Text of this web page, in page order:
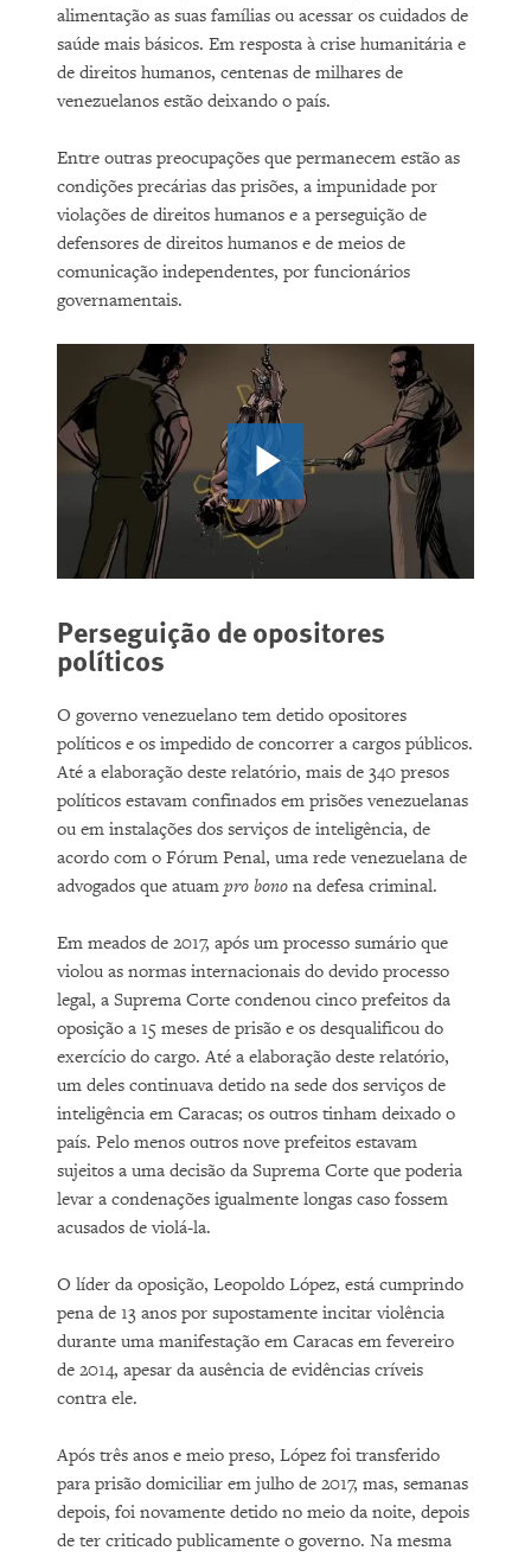
alimentação as suas famílias ou acessar os cuidados de
saúde mais básicos. Em resposta à crise humanitária e
de direitos humanos, centenas de milhares de
venezuelanos estão deixando o país.
Entre outras preocupações que permanecem estão as
condições precárias das prisões, a impunidade por
violações de direitos humanos e a perseguição de
defensores de direitos humanos e de meios de
comunicação independentes, por funcionários
governamentais.
Perseguição de opositores
políticos
O governo venezuelano tem detido opositores
políticos e os impedido de concorrer a cargos públicos.
Até a elaboração deste relatório, mais de 340 presos
políticos estavam confinados em prisões venezuelanas
ou em instalações dos serviços de inteligência, de
acordo com o Fórum Penal, uma rede venezuelana de
advogados que atuam pro bono na defesa criminal.
Em meados de 2017, após um processo sumário que
violou as normas internacionais do devido processo
legal, a Suprema Corte condenou cinco prefeitos da
oposição a 15 meses de prisão e os desqualificou do
exercício do cargo. Até a elaboração deste relatório,
um deles continuava detido na sede dos serviços de
inteligência em Caracas; os outros tinham deixado o
país. Pelo menos outros nove prefeitos estavam
sujeitos a uma decisão da Suprema Corte que poderia
levar a condenações igualmente longas caso fossem
acusados de violá-la.
O líder da oposição, Leopoldo López, está cumprindo
pena de 13 anos por supostamente incitar violência
durante uma manifestação em Caracas em fevereiro
de 2014, apesar da ausência de evidências críveis
contra ele.
Após três anos e meio preso, López foi transferido
para prisão domiciliar em julho de 2017, mas, semanas
depois, foi novamente detido no meio da noite, depois
de ter criticado publicamente o governo. Na mesma